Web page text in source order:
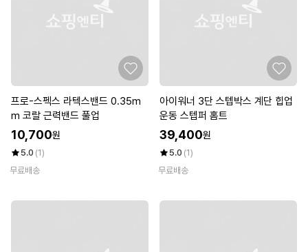
프로-스펙스 라텍스밴드 0.35m
m 코랄 근력밴드 풀업
10,700원
5.0 (1)
무료배송
아이워너 3단 스텝박스 계단 힙업
운동 스텝퍼 홈트
39,400원
5.0 (1)
무료배송